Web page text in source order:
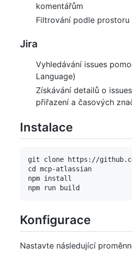
komentářům
Filtrování podle prostoru
Jira
Vyhledávání issues
Language)
Získávání detailů o
přiřazení a časových
Instalace
git clone https://
cd mcp-atlassian
npm install
Konfigurace
Nastavte následující